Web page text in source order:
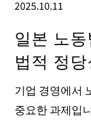
2025.10.11
일본 노
법적 정
기업 경영에서
중요한 과제입